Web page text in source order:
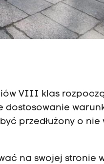
VIII klas
dostosowanie
przedłużony o nie
na swojej stronie